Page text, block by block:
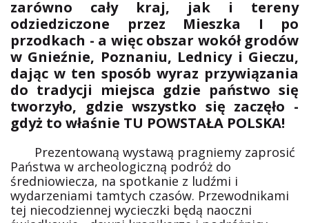
zarówno cały kraj, jak i tereny
odziedziczone przez Mieszka I po
przodkach - a więc obszar wokół grodów
w Gnieźnie, Poznaniu, Lednicy i Gieczu,
dając w ten sposób wyraz przywiązania
do tradycji miejsca gdzie państwo się
tworzyło, gdzie wszystko się zaczęło -
gdyż to właśnie TU POWSTAŁA POLSKA!
Prezentowaną wystawą pragniemy zaprosić
Państwa w archeologiczną podróż do
średniowiecza, na spotkanie z ludźmi i
wydarzeniami tamtych czasów. Przewodnikami
tej niecodziennej wycieczki będą naoczni